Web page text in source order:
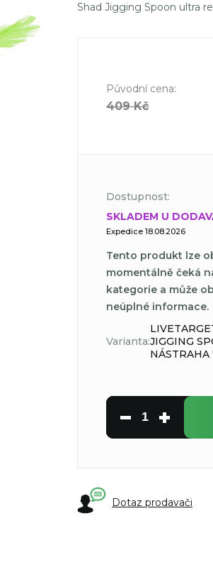
Shad Jigging Spoon ultra
Původní cena:
409 Kč
Dostupnost:
SKLADEM U
Expedice 18.08.2026
Tento produkt lze
momentálně čeká
kategorie a může
neúplné informace.
Varianta:JIGGING
Dotaz prodavači